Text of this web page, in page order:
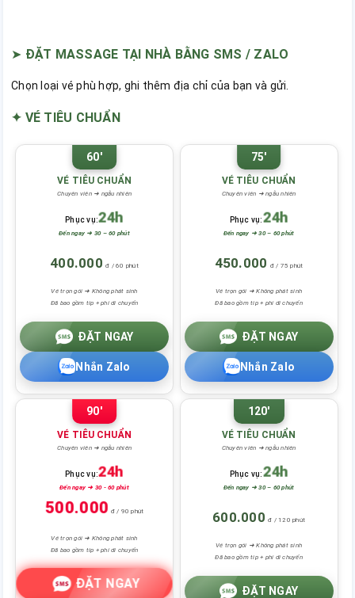
➤ ĐẶT MASSAGE TẠI NHÀ BẰNG SMS / ZALO
Chọn loại vé phù hợp, ghi thêm địa chỉ của bạn và gửi.
✦ VÉ TIÊU CHUẨN
60'
VÉ TIÊU CHUẨN
Chuyên viên ➜ ngẫu nhiên
Phục vụ:24h
Đến ngay ➜ 30 – 60 phút
400.000 đ / 60 phút
Vé trọn gói ➜ Không phát sinh
Đã bao gồm tip + phí di chuyển
ĐẶT NGAY
Nhắn Zalo
75'
VÉ TIÊU CHUẨN
Chuyên viên ➜ ngẫu nhiên
Phục vụ:24h
Đến ngay ➜ 30 – 60 phút
450.000 đ / 75 phút
Vé trọn gói ➜ Không phát sinh
Đã bao gồm tip + phí di chuyển
ĐẶT NGAY
Nhắn Zalo
90'
VÉ TIÊU CHUẨN
Chuyên viên ➜ ngẫu nhiên
Phục vụ:24h
Đến ngay ➜ 30 - 60 phút
500.000 đ / 90 phút
Vé trọn gói ➜ Không phát sinh
Đã bao gồm tip + phí di chuyển
ĐẶT NGAY
120'
VÉ TIÊU CHUẨN
Chuyên viên ➜ ngẫu nhiên
Phục vụ:24h
Đến ngay ➜ 30 – 60 phút
600.000 đ / 120 phút
Vé trọn gói ➜ Không phát sinh
Đã bao gồm tip + phí di chuyển
ĐẶT NGAY